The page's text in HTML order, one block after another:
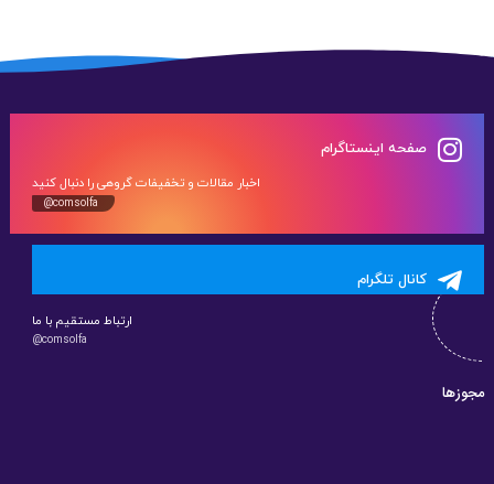
صفحه اینستاگرام
اخبار مقالات و تخفیفات گروهی را دنبال کنید
@comsolfa
کانال تلگرام
ارتباط مستقیم با ما
@comsolfa
مجوزها